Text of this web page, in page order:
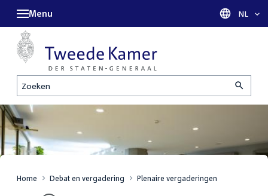
Zoeken
Menu Taal
NL
Home Debat en vergadering Plenaire vergaderingen